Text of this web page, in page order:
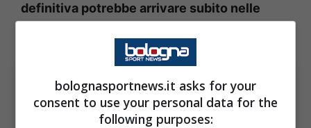
definitiva potrebbe arrivare subito nelle
bolognasportnews.it asks for your
consent to use your personal data for the
following purposes: